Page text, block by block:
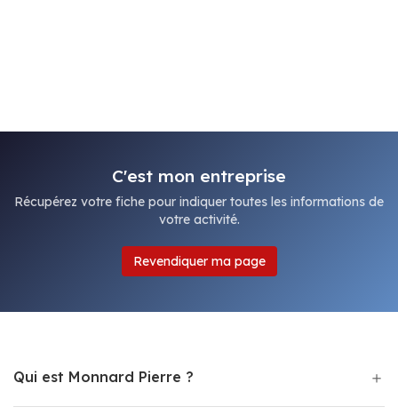
C'est mon entreprise
Récupérez votre fiche pour indiquer toutes les informations de
votre activité.
Revendiquer ma page
Qui est Monnard Pierre ?